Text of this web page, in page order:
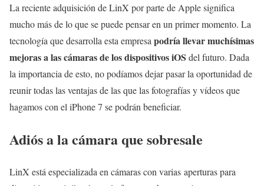
La reciente adquisición de LinX por parte de Apple significa
mucho más de lo que se puede pensar en un primer momento. La
tecnología que desarrolla esta empresa podría llevar muchísimas
mejoras a las cámaras de los dispositivos iOS del futuro. Dada
la importancia de esto, no podíamos dejar pasar la oportunidad de
reunir todas las ventajas de las que las fotografías y vídeos que
hagamos con el iPhone 7 se podrán beneficiar.
Adiós a la cámara que sobresale
LinX está especializada en cámaras con varias aperturas para